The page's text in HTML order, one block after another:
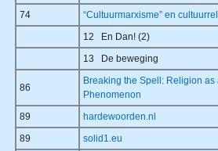
74
“Cultuurmarxisme” en
12 En Dan! (2)
13 De beweging
86
Breaking the Spell: Religion as
Phenomenon
89
hardewoorden.nl
89
solid1.eu